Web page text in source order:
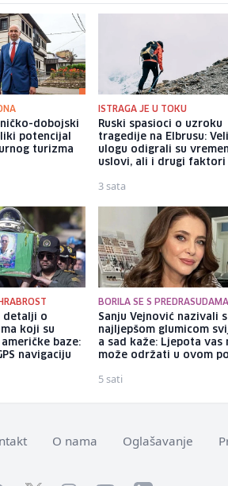
dobojski
potencijal
turizma
ISTRAGA JE U TOKU
Ruski spasioci o uzroku
tragedije na Elbrusu:
ulogu odigrali su
uslovi, ali i drugi faktori
3 sata
detalji o
koji su
baze:
navigaciju
BORILA SE S
Sanju Vejnović nazivali
najljepšom glumicom
a sad kaže: Ljepota vas
može održati u ovom
5 sati
O nama Oglašavanje